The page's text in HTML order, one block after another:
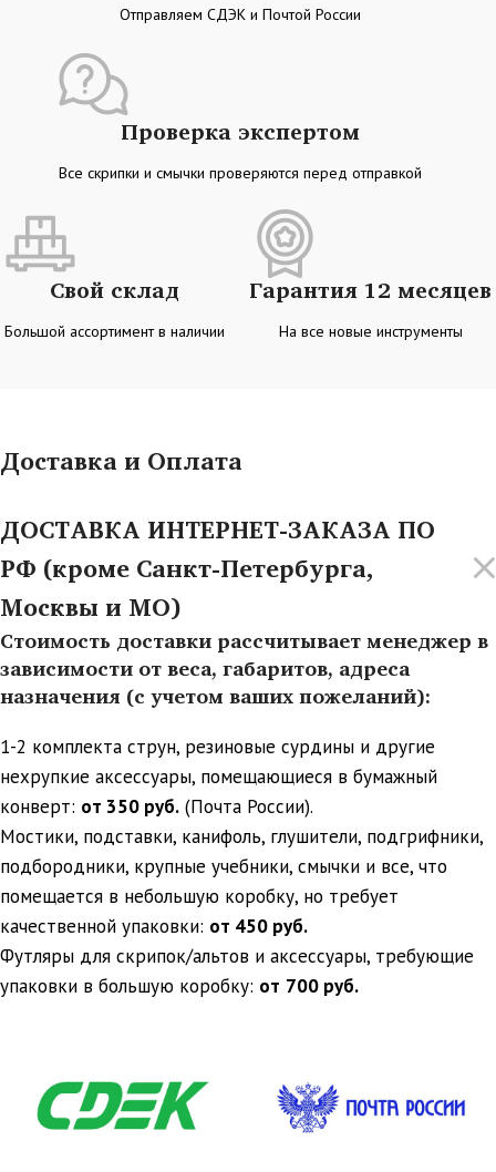
Отправляем СДЭК и Почтой России
Проверка экспертом
Все скрипки и смычки проверяются перед отправкой
Свой склад
Большой ассортимент в наличии
Гарантия 12 месяцев
На все новые инструменты
Доставка и Оплата
ДОСТАВКА ИНТЕРНЕТ-ЗАКАЗА ПО
РФ (кроме Санкт-Петербурга,
Москвы и МО)
Стоимость доставки рассчитывает менеджер в
зависимости от веса, габаритов, адреса
назначения (с учетом ваших пожеланий):
1-2 комплекта струн, резиновые сурдины и другие
нехрупкие аксессуары, помещающиеся в бумажный
конверт: от 350 руб. (Почта России).
Мостики, подставки, канифоль, глушители, подгрифники,
подбородники, крупные учебники, смычки и все, что
помещается в небольшую коробку, но требует
качественной упаковки: от 450 руб.
Футляры для скрипок/альтов и аксессуары, требующие
упаковки в большую коробку: от 700 руб.